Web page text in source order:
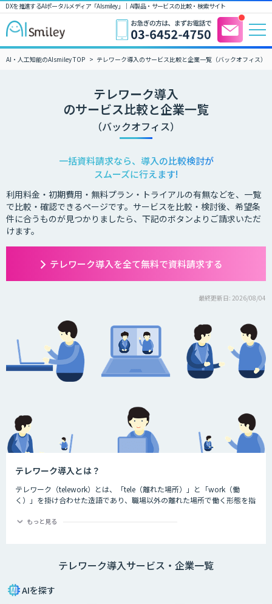
DXを推進するAIポータルメディア「AIsmiley」｜ AI製品・サービスの比較・検索サイト
AI・人工知能のAIsmiley TOP テレワーク導入のサービス比較と企業一覧（バックオフィス）
テレワーク導入
のサービス比較と企業一覧
（バックオフィス）
一括資料請求なら、導入の比較検討が
スムーズに行えます!
利用料金・初期費用・無料プラン・トライアルの有無などを、一覧
で比較・確認できるページです。サービスを比較・検討後、希望条
件に合うものが見つかりましたら、下記のボタンよりご請求いただ
けます。
テレワーク導入を全て無料で資料請求する
最終更新日: 2026/08/04
テレワーク導入とは？
テレワーク（telework）とは、「tele（離れた場所）」と「work（働
く）」を掛け合わせた造語であり、職場以外の離れた場所で働く形態を指
ワークには大きく分けて3つの種類が存在するとされています。それが、
自宅にいながら、パソコンとインターネット、電話、ファックスなどで会
・モバイルワーク
もっと見る
テレワーク導入サービス・企業一覧
AIを探す